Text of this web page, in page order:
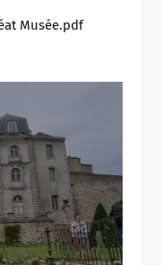
Musée.pdf